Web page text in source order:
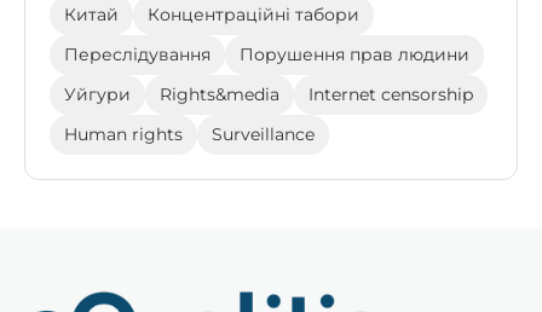
Китай
Концентраційні табори
Переслідування
Порушення прав людини
Уйгури
Rights&media
Internet censorship
Human rights
Surveillance